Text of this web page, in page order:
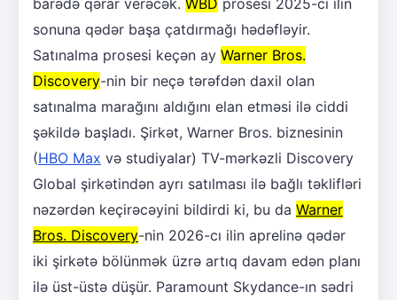
barədə qərar verəcək. WBD prosesi 2025-ci ilin
sonuna qədər başa çatdırmağı hədəfləyir.
Satınalma prosesi keçən ay Warner Bros.
Discovery-nin bir neçə tərəfdən daxil olan
satınalma marağını aldığını elan etməsi ilə ciddi
şəkildə başladı. Şirkət, Warner Bros. biznesinin
(HBO Max və studiyalar) TV-mərkəzli Discovery
Global şirkətindən ayrı satılması ilə bağlı təklifləri
nəzərdən keçirəcəyini bildirdi ki, bu da Warner
Bros. Discovery-nin 2026-cı ilin aprelinə qədər
iki şirkətə bölünmək üzrə artıq davam edən planı
ilə üst-üstə düşür. Paramount Skydance-ın sədri